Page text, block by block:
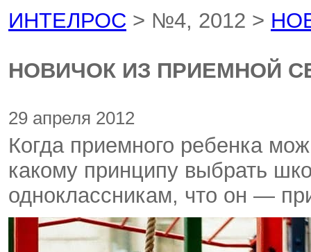
ИНТЕЛРОС > №4, 2012 >
НОВИЧОК ИЗ ПРИЕМНОЙ
29 апреля 2012
Когда приемного ребенка
какому принципу выбрать
одноклассникам, что он —